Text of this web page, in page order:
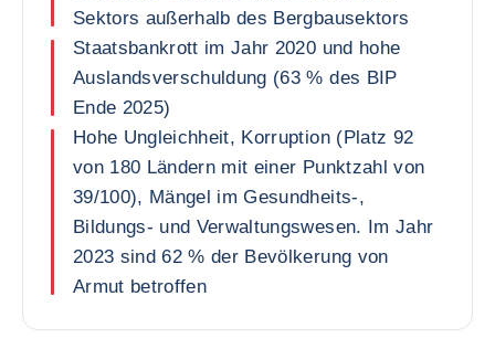
Sektors außerhalb des Bergbausektors
Staatsbankrott im Jahr 2020 und hohe
Auslandsverschuldung (63 % des BIP
Ende 2025)
Hohe Ungleichheit, Korruption (Platz 92
von 180 Ländern mit einer Punktzahl von
39/100), Mängel im Gesundheits-,
Bildungs- und Verwaltungswesen. Im Jahr
2023 sind 62 % der Bevölkerung von
Armut betroffen